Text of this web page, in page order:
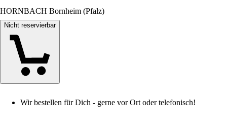
HORNBACH Bornheim (Pfalz)
Nicht reservierbar
Wir bestellen für Dich - gerne vor Ort oder telefonisch!